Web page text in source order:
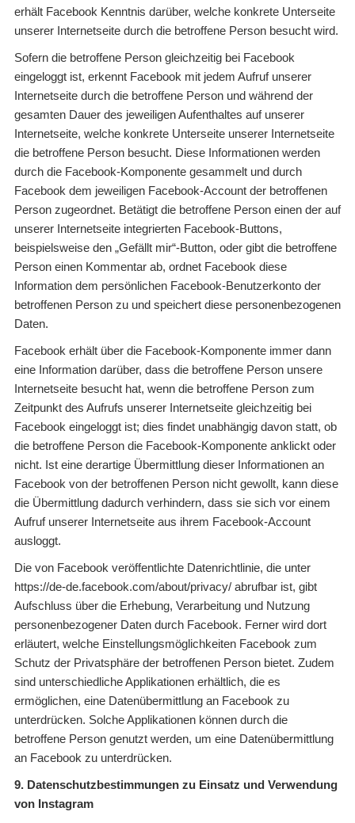
erhält Facebook Kenntnis darüber, welche konkrete Unterseite
unserer Internetseite durch die betroffene Person besucht wird.
Sofern die betroffene Person gleichzeitig bei Facebook
eingeloggt ist, erkennt Facebook mit jedem Aufruf unserer
Internetseite durch die betroffene Person und während der
gesamten Dauer des jeweiligen Aufenthaltes auf unserer
Internetseite, welche konkrete Unterseite unserer Internetseite
die betroffene Person besucht. Diese Informationen werden
durch die Facebook-Komponente gesammelt und durch
Facebook dem jeweiligen Facebook-Account der betroffenen
Person zugeordnet. Betätigt die betroffene Person einen der auf
unserer Internetseite integrierten Facebook-Buttons,
beispielsweise den „Gefällt mir“-Button, oder gibt die betroffene
Person einen Kommentar ab, ordnet Facebook diese
Information dem persönlichen Facebook-Benutzerkonto der
betroffenen Person zu und speichert diese personenbezogenen
Daten.
Facebook erhält über die Facebook-Komponente immer dann
eine Information darüber, dass die betroffene Person unsere
Internetseite besucht hat, wenn die betroffene Person zum
Zeitpunkt des Aufrufs unserer Internetseite gleichzeitig bei
Facebook eingeloggt ist; dies findet unabhängig davon statt, ob
die betroffene Person die Facebook-Komponente anklickt oder
nicht. Ist eine derartige Übermittlung dieser Informationen an
Facebook von der betroffenen Person nicht gewollt, kann diese
die Übermittlung dadurch verhindern, dass sie sich vor einem
Aufruf unserer Internetseite aus ihrem Facebook-Account
ausloggt.
Die von Facebook veröffentlichte Datenrichtlinie, die unter
https://de-de.facebook.com/about/privacy/ abrufbar ist, gibt
Aufschluss über die Erhebung, Verarbeitung und Nutzung
personenbezogener Daten durch Facebook. Ferner wird dort
erläutert, welche Einstellungsmöglichkeiten Facebook zum
Schutz der Privatsphäre der betroffenen Person bietet. Zudem
sind unterschiedliche Applikationen erhältlich, die es
ermöglichen, eine Datenübermittlung an Facebook zu
unterdrücken. Solche Applikationen können durch die
betroffene Person genutzt werden, um eine Datenübermittlung
an Facebook zu unterdrücken.
9. Datenschutzbestimmungen zu Einsatz und Verwendung
von Instagram